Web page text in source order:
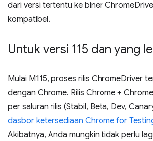
dari versi tertentu ke biner
kompatibel.
Untuk versi 115 dan yang
Mulai M115, proses rilis ChromeDriver
dengan Chrome. Rilis Chrome +
per saluran rilis (Stabil, Beta, Dev,
dasbor ketersediaan Chrome for
Akibatnya, Anda mungkin tidak perlu